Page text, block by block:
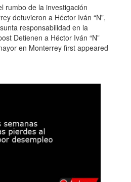
rumbo de la investigación
detuvieron a Héctor Iván “N”,
responsabilidad en la
Detienen a Héctor Iván “N”
en Monterrey first appeared